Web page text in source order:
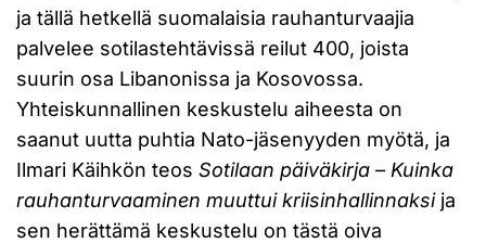
ja tällä hetkellä suomalaisia rauhanturvaajia
palvelee sotilastehtävissä reilut 400, joista
suurin osa Libanonissa ja Kosovossa.
Yhteiskunnallinen keskustelu aiheesta on
saanut uutta puhtia Nato-jäsenyyden myötä, ja
Ilmari Käihkön teos Sotilaan päiväkirja – Kuinka
rauhanturvaaminen muuttui kriisinhallinnaksija
sen herättämä keskustelu on tästä oiva